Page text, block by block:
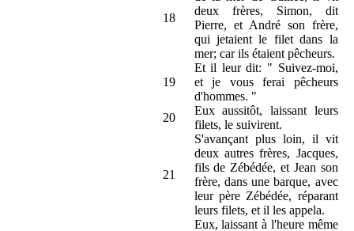
18
deux frères, Simon, dit
Pierre, et André son frère,
qui jetaient le filet dans la
mer; car ils étaient pêcheurs.
19
Et il leur dit: " Suivez-moi,
et je vous ferai pêcheurs
d'hommes. "
20
Eux aussitôt, laissant leurs
filets, le suivirent.
21
S'avançant plus loin, il vit
deux autres frères, Jacques,
fils de Zébédée, et Jean son
frère, dans une barque, avec
leur père Zébédée, réparant
leurs filets, et il les appela.
Eux, laissant à l'heure même